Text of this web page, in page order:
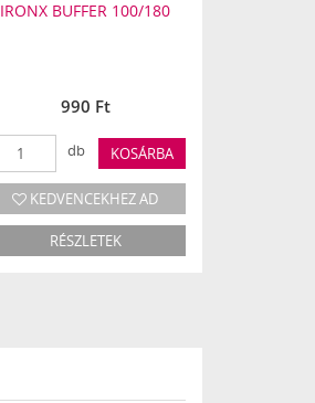
IRONX BUFFER 100/180
990 Ft
db KOSÁRBA
KEDVENCEKHEZ AD
RÉSZLETEK